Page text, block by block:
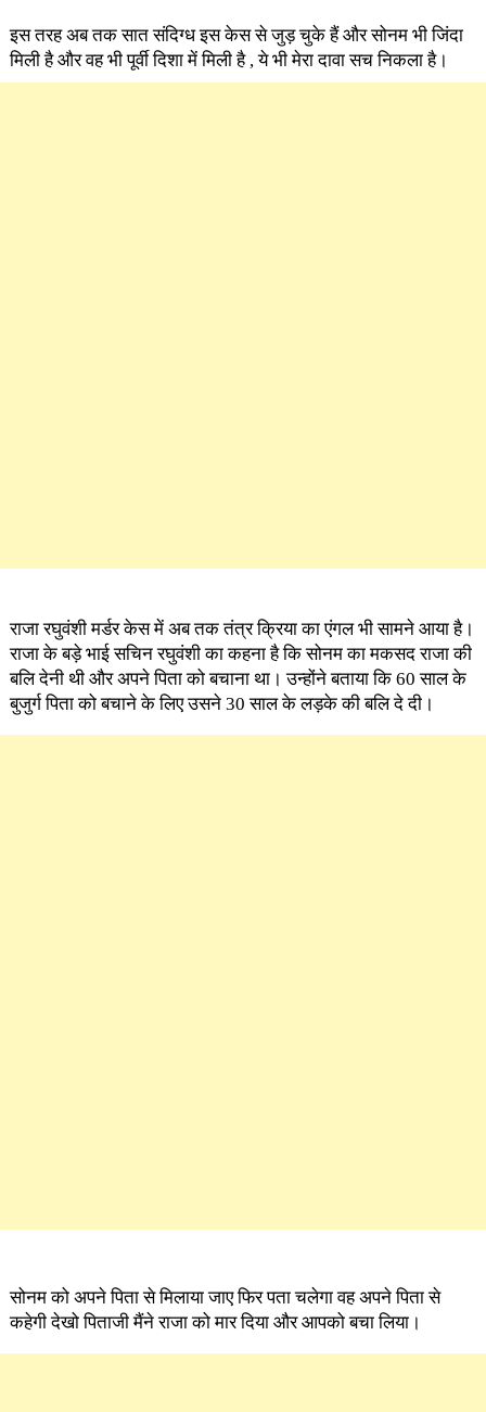
इस तरह अब तक सात संदिग्ध इस केस से जुड़ चुके हैं और सोनम भी जिंदा
मिली है और वह भी पूर्वी दिशा में मिली है , ये भी मेरा दावा सच निकला है।
राजा रघुवंशी मर्डर केस में अब तक तंत्र क्रिया का एंगल भी सामने आया है।
राजा के बड़े भाई सचिन रघुवंशी का कहना है कि सोनम का मकसद राजा की
बलि देनी थी और अपने पिता को बचाना था। उन्होंने बताया कि 60 साल के
बुजुर्ग पिता को बचाने के लिए उसने 30 साल के लड़के की बलि दे दी।
सोनम को अपने पिता से मिलाया जाए फिर पता चलेगा वह अपने पिता से
कहेगी देखो पिताजी मैंने राजा को मार दिया और आपको बचा लिया।